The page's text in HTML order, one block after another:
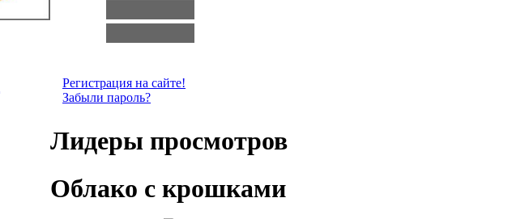
Регистрация на сайте!
Забыли пароль?
Лидеры просмотров
Облако с крошками